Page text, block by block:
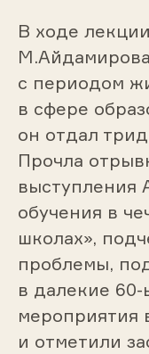
В ходе
с периодом
в сфере
он отдал
Прочла
выступления
обучения в
школах»,
проблемы,
в далекие
мероприятия
и отметили